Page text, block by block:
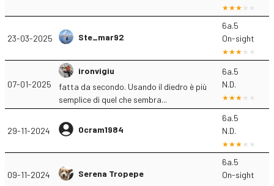
23-03-2025 Ste_mar92
6a.5
On-sight
07-01-2025
ironvigiu
fatta da secondo. Usando il diedro è più
semplice di quel che sembra...
6a.5
N.D.
29-11-2024 Ocram1984
6a.5
N.D.
09-11-2024 Serena Tropepe
6a.5
On-sight